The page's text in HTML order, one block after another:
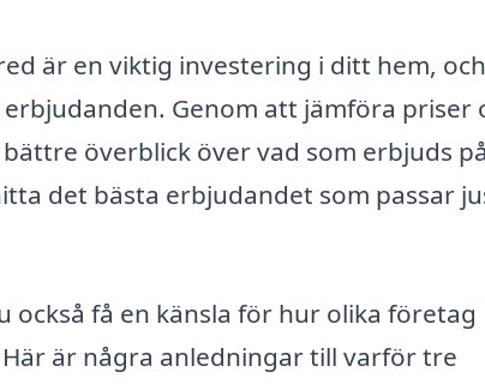
är en viktig investering i ditt hem,
Genom att jämföra priser
överblick över vad som erbjuds på
det bästa erbjudandet som passar
få en känsla för hur olika företag
är några anledningar till varför tre